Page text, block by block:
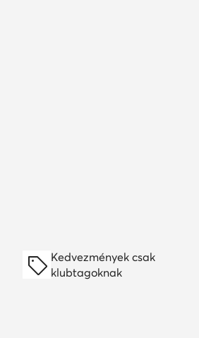
Kedvezmények csak
klubtagoknak